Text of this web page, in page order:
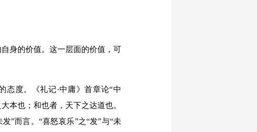
身的价值。这一层面的价值，可
态度。《礼记·中庸》首章论“中
本也；和也者，天下之达道也。
”而言。“喜怒哀乐”之“发”与“未